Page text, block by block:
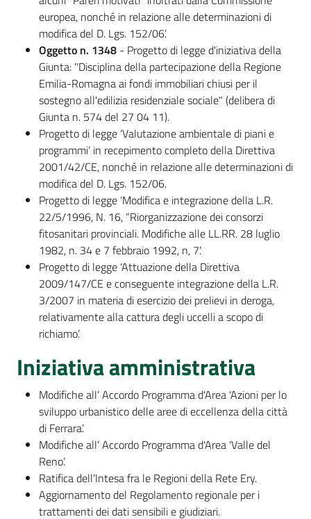
europea, nonché in relazione alle determinazioni di
modifica del D. Lgs. 152/06’.
Oggetto n. 1348 - Progetto di legge d'iniziativa della
Giunta: "Disciplina della partecipazione della Regione
Emilia-Romagna ai fondi immobiliari chiusi per il
sostegno all'edilizia residenziale sociale" (delibera di
Giunta n. 574 del 27 04 11).
Progetto di legge ‘Valutazione ambientale di piani e
programmi’ in recepimento completo della Direttiva
2001/42/CE, nonché in relazione alle determinazioni di
modifica del D. Lgs. 152/06.
Progetto di legge ‘Modifica e integrazione della L.R.
22/5/1996, N. 16, “Riorganizzazione dei consorzi
fitosanitari provinciali. Modifiche alle LL.RR. 28 luglio
1982, n. 34 e 7 febbraio 1992, n, 7’.
Progetto di legge ‘Attuazione della Direttiva
2009/147/CE e conseguente integrazione della L.R.
3/2007 in materia di esercizio dei prelievi in deroga,
relativamente alla cattura degli uccelli a scopo di
richiamo’.
Iniziativa amministrativa
Modifiche all’ Accordo Programma d'Area ‘Azioni per lo
sviluppo urbanistico delle aree di eccellenza della città
di Ferrara’.
Modifiche all’ Accordo Programma d'Area ‘Valle del
Reno’.
Ratifica dell’Intesa fra le Regioni della Rete Ery.
Aggiornamento del Regolamento regionale per i
trattamenti dei dati sensibili e giudiziari.